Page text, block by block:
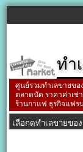
ทำ
ศูนย์รวมทำเลขายข
ตลาดนัด ราคาค่าเช่
ร้านกาแฟ ธุรกิจแฟร